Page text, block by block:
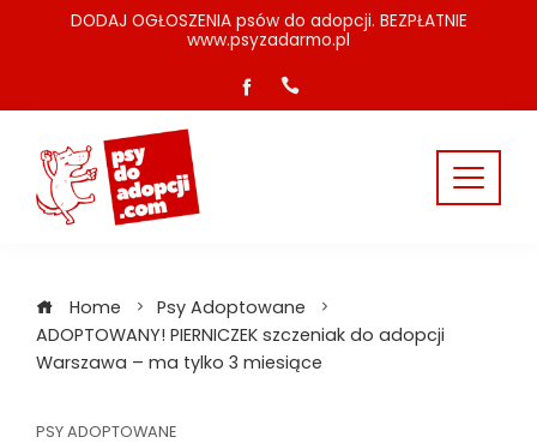
DODAJ OGŁOSZENIA psów do adopcji. BEZPŁATNIE
www.psyzadarmo.pl
Home
Psy Adoptowane
ADOPTOWANY! PIERNICZEK szczeniak do adopcji
Warszawa – ma tylko 3 miesiące
PSY ADOPTOWANE